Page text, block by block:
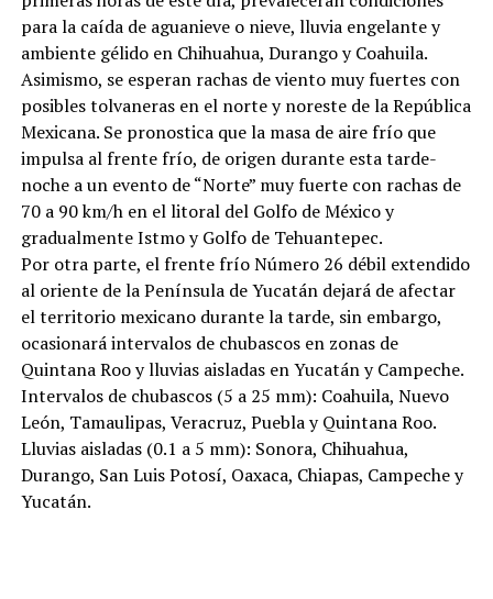
para la caída de aguanieve o nieve, lluvia engelante y
ambiente gélido en Chihuahua, Durango y Coahuila.
Asimismo, se esperan rachas de viento muy fuertes con
posibles tolvaneras en el norte y noreste de la República
Mexicana. Se pronostica que la masa de aire frío que
impulsa al frente frío, de origen durante esta tarde-
noche a un evento de “Norte” muy fuerte con rachas de
70 a 90 km/h en el litoral del Golfo de México y
gradualmente Istmo y Golfo de Tehuantepec.
Por otra parte, el frente frío Número 26 débil extendido
al oriente de la Península de Yucatán dejará de afectar
el territorio mexicano durante la tarde, sin embargo,
ocasionará intervalos de chubascos en zonas de
Quintana Roo y lluvias aisladas en Yucatán y Campeche.
Intervalos de chubascos (5 a 25 mm): Coahuila, Nuevo
León, Tamaulipas, Veracruz, Puebla y Quintana Roo.
Lluvias aisladas (0.1 a 5 mm): Sonora, Chihuahua,
Durango, San Luis Potosí, Oaxaca, Chiapas, Campeche y
Yucatán.